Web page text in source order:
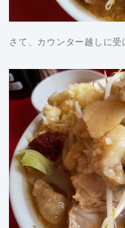
さて、カウンター越しに